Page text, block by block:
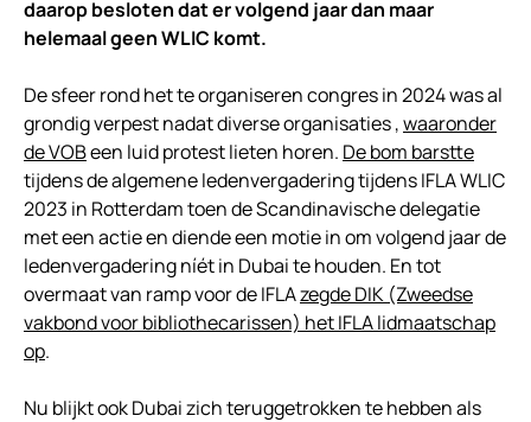
daarop besloten dat er volgend jaar dan maar
helemaal geen WLIC komt.
De sfeer rond het te organiseren congres in 2024 was al
grondig verpest nadat diverse organisaties ,waaronder
de VOBeen luid protest lieten horen. De bom barstte
tijdens de algemene ledenvergadering tijdens IFLA WLIC
2023 in Rotterdam toen de Scandinavische delegatie
met een actie en diende een motie in om volgend jaar de
ledenvergadering níét in Dubai te houden. En tot
overmaat van ramp voor de IFLAzegde DIK (Zweedse
vakbond voor bibliothecarissen) het IFLA lidmaatschap
op.
Nu blijkt ook Dubai zich teruggetrokken te hebben als